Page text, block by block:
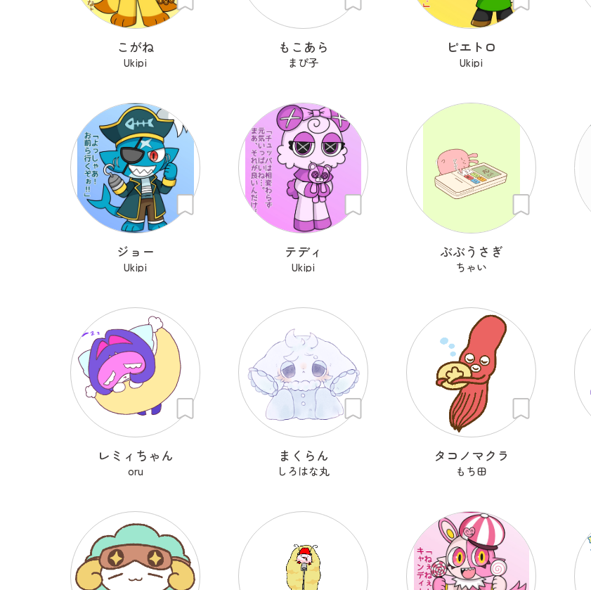
こがね
Ukipi
もこあら
まぴ子
ピエトロ
Ukipi
ジョー
Ukipi
テディ
Ukipi
ぶぶうさぎ
ちゃい
レミィちゃん
oru
まくらん
しろはな丸
タコノマクラ
もち田